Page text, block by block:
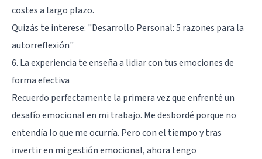
costes a largo plazo.
Quizás te interese: "Desarrollo Personal: 5 razones para la
autorreflexión"
6. La experiencia te enseña a lidiar con tus emociones de
forma efectiva
Recuerdo perfectamente la primera vez que enfrenté un
desafío emocional en mi trabajo. Me desbordé porque no
entendía lo que me ocurría. Pero con el tiempo y tras
invertir en mi gestión emocional, ahora tengo